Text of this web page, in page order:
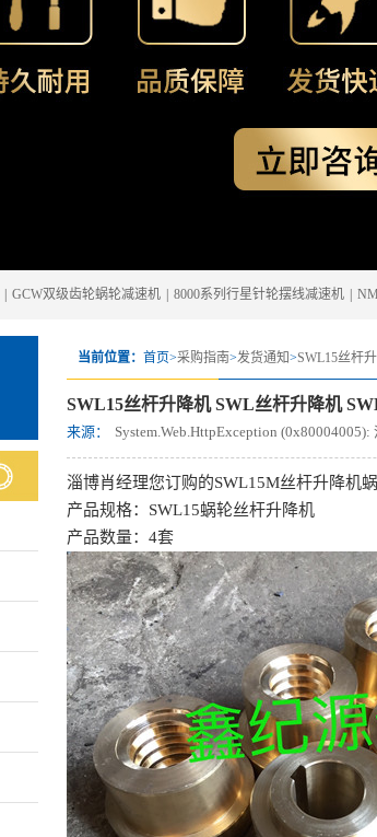
GCW双级齿轮蜗轮减速机 8000系列行星针轮摆线减速机
当前位置： 首页>采购指南>发货通知>SWL15丝杆
SWL15丝杆升降机 SWL丝杆升降机
来源： System.Web.HttpException
淄博肖经理您订购的SWL15M丝杆升降机
产品规格：SWL15蜗轮丝杆升降机
产品数量：4套